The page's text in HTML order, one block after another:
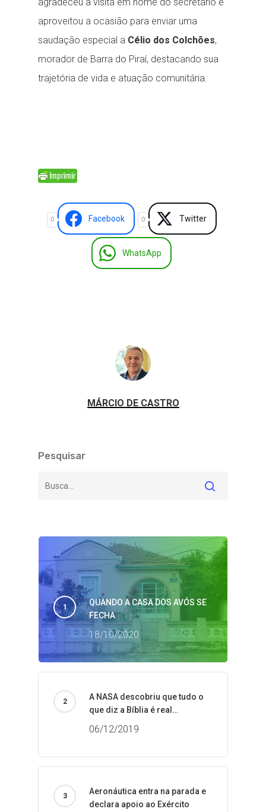
agradeceu a visita em nome do secretário e
aproveitou a ocasião para enviar uma
saudação especial a Célio dos Colchões,
morador de Barra do Piraí, destacando sua
trajetória de vida e atuação comunitária.
0 Facebook 0 Twitter
WhatsApp
MÁRCIO DE CASTRO
Pesquisar
QUANDO A CASA DOS AVÓS SE
FECHA
18/10/2020
A NASA descobriu que tudo o
que diz a Bíblia é real…
06/12/2019
Aeronáutica entra na parada e
declara apoio ao Exército